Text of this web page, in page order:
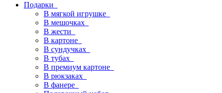
Подарки
В мягкой игрушке
В мешочках
В жести
В картоне
В сундучках
В тубах
В премиум картоне
В рюкзаках
В фанере